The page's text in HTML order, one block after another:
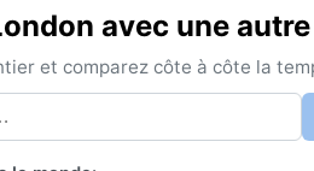
avec une
et comparez côte à côte la